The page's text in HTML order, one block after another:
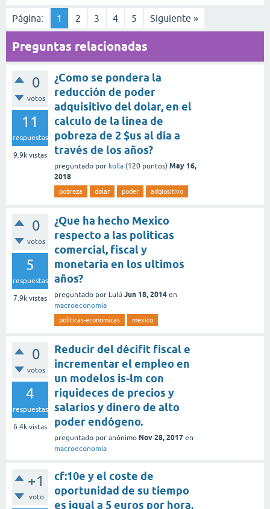
Página: 1 2 3 4 5 Siguiente »
Preguntas relacionadas
0
votos
11
respuestas
9.9k vistas
¿Como se pondera la
reducción de poder
adquisitivo del dolar, en el
calculo de la linea de
pobreza de 2 $us al día a
través de los años?
preguntado por kolla (120 puntos) May 16,
2018
pobreza dolar poder adqiositivo
0
votos
5
respuestas
7.9k vistas
¿Que ha hecho Mexico
respecto a las politicas
comercial, fiscal y
monetaria en los ultimos
años?
preguntado por Lulú Jun 18, 2014 en
macroeconomía
politicas-economicas mexico
0
votos
4
respuestas
6.4k vistas
Reducir del décifit fiscal e
incrementar el empleo en
un modelos is-lm con
riquideces de precios y
salarios y dinero de alto
poder endógeno.
preguntado por anónimo Nov 28, 2017 en
macroeconomía
+1
voto
cf:10e y el coste de
oportunidad de su tiempo
es igual a 5 euros por hora.